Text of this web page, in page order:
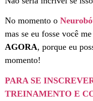
No momento o
mas se eu fosse você
AGORA, porque eu
momento!
PARA SE
TREINAMENTO E